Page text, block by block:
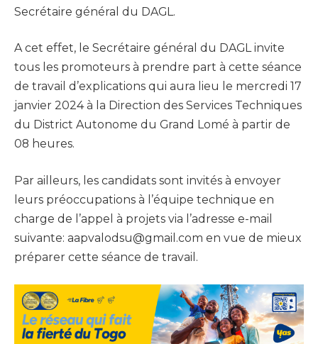
Secrétaire général du DAGL.
A cet effet, le Secrétaire général du DAGL invite
tous les promoteurs à prendre part à cette séance
de travail d’explications qui aura lieu le mercredi 17
janvier 2024 à la Direction des Services Techniques
du District Autonome du Grand Lomé à partir de
08 heures.
Par ailleurs, les candidats sont invités à envoyer
leurs préoccupations à l’équipe technique en
charge de l’appel à projets via l’adresse e-mail
suivante: aapvalodsu@gmail.com en vue de mieux
préparer cette séance de travail.